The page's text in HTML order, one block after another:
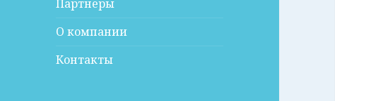
Партнеры
О компании
Контакты